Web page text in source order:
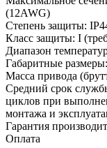
(12AWG)
Степень защиты:
Класс защиты: I
Диапазон
Габаритные
Масса привода
Средний срок
циклов при
монтажа и
Гарантия
Оплата